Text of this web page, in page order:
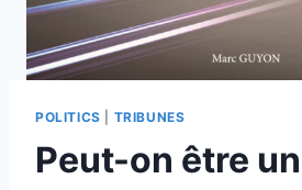
POLITICS TRIBUNES
Peut-on être